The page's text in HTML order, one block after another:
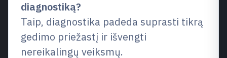
diagnostiką?
Taip, diagnostika padeda suprasti tikrą
gedimo priežastį ir išvengti
nereikalingų veiksmų.